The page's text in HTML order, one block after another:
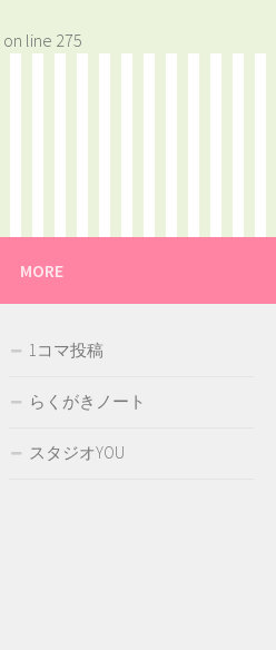
on line 275
MORE
1コマ投稿
らくがきノート
スタジオYOU